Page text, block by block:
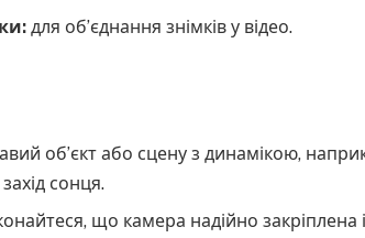
для об’єднання знімків у відео.
об’єкт або сцену з динамікою,
сонця.
що камера надійно закріплена